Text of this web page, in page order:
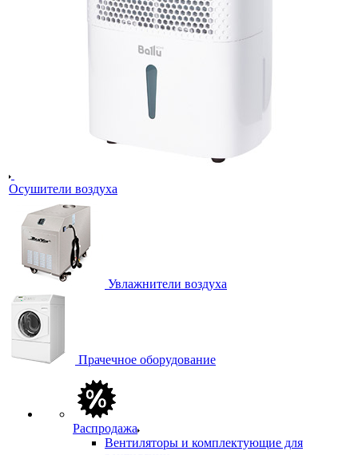
Осушители воздуха
Увлажнители воздуха
Прачечное оборудование
Распродажа
Вентиляторы и комплектующие для